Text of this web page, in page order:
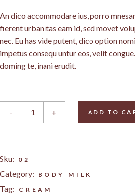
An dico accommodare ius, porro
fierent urbanitas eam id, sed movet
nec. Eu has vide putent, dico option
impetus consequ untur eos, velit
doming te, inani erudit.
Body Lotion quantity
- + ADD TO
Sku: 02
Category: BODY MILK
Tag: CREAM